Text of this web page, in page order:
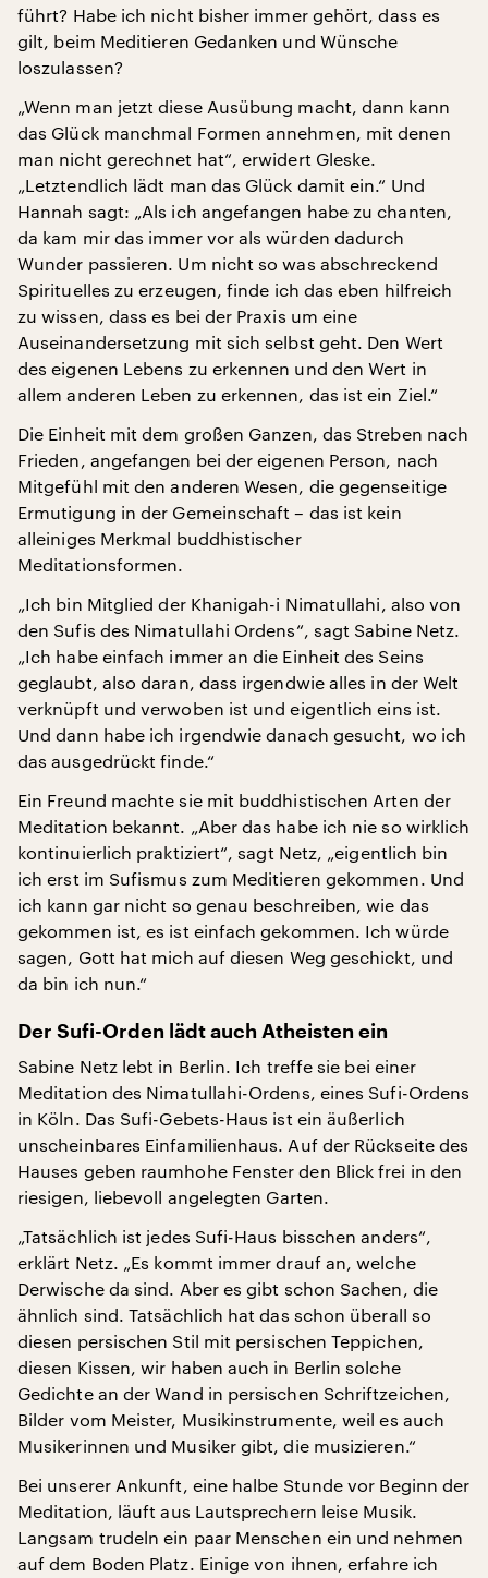
führt? Habe ich nicht bisher immer gehört, dass es
gilt, beim Meditieren Gedanken und Wünsche
loszulassen?
„Wenn man jetzt diese Ausübung macht, dann kann
das Glück manchmal Formen annehmen, mit denen
man nicht gerechnet hat“, erwidert Gleske.
„Letztendlich lädt man das Glück damit ein.“ Und
Hannah sagt: „Als ich angefangen habe zu chanten,
da kam mir das immer vor als würden dadurch
Wunder passieren. Um nicht so was abschreckend
Spirituelles zu erzeugen, finde ich das eben hilfreich
zu wissen, dass es bei der Praxis um eine
Auseinandersetzung mit sich selbst geht. Den Wert
des eigenen Lebens zu erkennen und den Wert in
allem anderen Leben zu erkennen, das ist ein Ziel.“
Die Einheit mit dem großen Ganzen, das Streben nach
Frieden, angefangen bei der eigenen Person, nach
Mitgefühl mit den anderen Wesen, die gegenseitige
Ermutigung in der Gemeinschaft – das ist kein
alleiniges Merkmal buddhistischer
Meditationsformen.
„Ich bin Mitglied der Khanigah-i Nimatullahi, also von
den Sufis des Nimatullahi Ordens“, sagt Sabine Netz.
„Ich habe einfach immer an die Einheit des Seins
geglaubt, also daran, dass irgendwie alles in der Welt
verknüpft und verwoben ist und eigentlich eins ist.
Und dann habe ich irgendwie danach gesucht, wo ich
das ausgedrückt finde.“
Ein Freund machte sie mit buddhistischen Arten der
Meditation bekannt. „Aber das habe ich nie so wirklich
kontinuierlich praktiziert“, sagt Netz, „eigentlich bin
ich erst im Sufismus zum Meditieren gekommen. Und
ich kann gar nicht so genau beschreiben, wie das
gekommen ist, es ist einfach gekommen. Ich würde
sagen, Gott hat mich auf diesen Weg geschickt, und
da bin ich nun.“
Der Sufi-Orden lädt auch Atheisten ein
Sabine Netz lebt in Berlin. Ich treffe sie bei einer
Meditation des Nimatullahi-Ordens, eines Sufi-Ordens
in Köln. Das Sufi-Gebets-Haus ist ein äußerlich
unscheinbares Einfamilienhaus. Auf der Rückseite des
Hauses geben raumhohe Fenster den Blick frei in den
riesigen, liebevoll angelegten Garten.
„Tatsächlich ist jedes Sufi-Haus bisschen anders“,
erklärt Netz. „Es kommt immer drauf an, welche
Derwische da sind. Aber es gibt schon Sachen, die
ähnlich sind. Tatsächlich hat das schon überall so
diesen persischen Stil mit persischen Teppichen,
diesen Kissen, wir haben auch in Berlin solche
Gedichte an der Wand in persischen Schriftzeichen,
Bilder vom Meister, Musikinstrumente, weil es auch
Musikerinnen und Musiker gibt, die musizieren.“
Bei unserer Ankunft, eine halbe Stunde vor Beginn der
Meditation, läuft aus Lautsprechern leise Musik.
Langsam trudeln ein paar Menschen ein und nehmen
auf dem Boden Platz. Einige von ihnen, erfahre ich